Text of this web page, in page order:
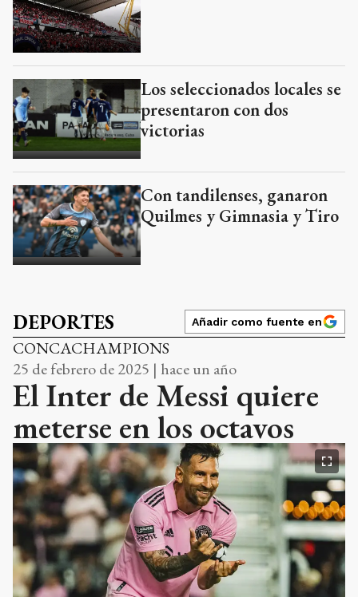
Los seleccionados locales se
presentaron con dos
victorias
Con tandilenses, ganaron
Quilmes y Gimnasia y Tiro
DEPORTES Añadir como fuente en
CONCACHAMPIONS
25 de febrero de 2025 | hace un año
El Inter de Messi quiere
meterse en los octavos